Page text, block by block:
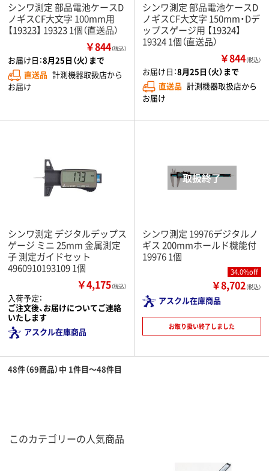
シンワ測定 部品電池ケースD
ノギスCF大文字 100mm用
【19323】 19323 1個（直送品）
￥844（税込）
お届け日：8月25日（火）まで
直送品 計測機器取扱店から
お届け
シンワ測定 部品電池ケースD
ノギスCF大文字 150mm・Dデ
ップスゲージ用 【19324】
19324 1個（直送品）
￥844（税込）
お届け日：8月25日（火）まで
直送品 計測機器取扱店から
お届け
シンワ測定 デジタルデップス
ゲージ ミニ 25mm 金属測定
子 測定ガイドセット
4960910193109 1個
￥4,175（税込）
入荷予定：
ご注文後、お届けについてご連絡
いたします
アスクル在庫商品
シンワ測定 19976デジタルノ
ギス 200mmホールド機能付
19976 1個
34.0%off
￥8,702（税込）
アスクル在庫商品
お取り扱い終了しました
48件（69商品）中 1件目～48件目
このカテゴリーの人気商品